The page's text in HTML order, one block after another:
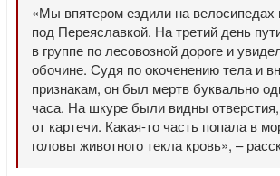
«Мы впятером ездили на велосипедах
под Переяславкой. На третий день
в группе по лесовозной дороге и
обочине. Судя по окоченению тела и
признакам, он был мертв буквально
часа. На шкуре были видны
от картечи. Какая-то часть попала в
головы животного текла кровь», –